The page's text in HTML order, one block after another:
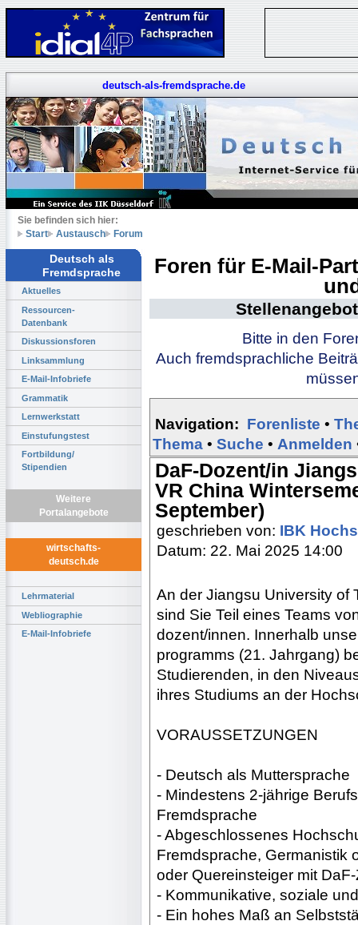
deutsch-als-fremdsprache.de
Sie befinden sich hier:
Start
Austausch Forum
Deutsch als
Fremdsprache
Aktuelles
Ressourcen-
Datenbank
Diskussionsforen
Linksammlung
E-Mail-Infobriefe
Grammatik
Lernwerkstatt
Einstufungstest
Fortbildung/
Stipendien
Weitere
Portalangebote
wirtschafts-
deutsch.de
Lehrmaterial
Webliographie
E-Mail-Infobriefe
Foren für E-Mail-
Bitte in den
Auch fremdsprachliche
Navigation: Forenliste •
Thema • Suche • Anmelden
DaF-Dozent/in
VR China
September)
geschrieben von: IBK
Datum: 22. Mai 2025 14:00
An der Jiangsu University of
sind Sie Teil eines Teams
dozent/innen. Innerhalb
programms (21. Jahrgang)
Studierenden, in den
ihres Studiums an der
VORAUSSETZUNGEN
- Deutsch als Muttersprache
- Mindestens 2-jährige
Fremdsprache
- Abgeschlossenes
Fremdsprache, Germanistik
oder Quereinsteiger mit
- Kommunikative, soziale
- Ein hohes Maß an